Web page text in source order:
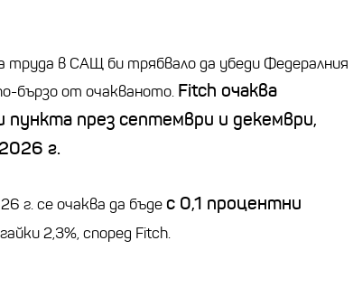
труда в САЩ би трябвало да убеди Федералния
бързо от очакваното. Fitch очаква
пункта през септември и декември,
г.
г. се очаква да бъдес 0,1 процентни
2,3%, според Fitch.